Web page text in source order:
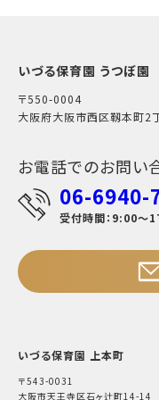
いづる保育園 うつぼ園
〒550-0004
大阪府大阪市西区靱本町
お電話でのお問い
06-6940-
受付時間：9:00～
いづる保育園 上本町
〒543-0031
大阪市天王寺区石ヶ辻町14-14